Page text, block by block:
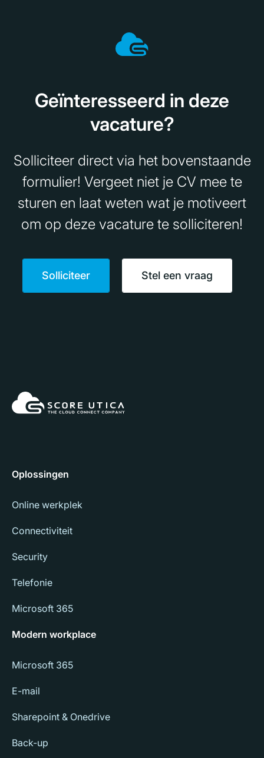
Geïnteresseerd in deze
vacature?
Solliciteer direct via het bovenstaande
formulier! Vergeet niet je CV mee te
sturen en laat weten wat je motiveert
om op deze vacature te solliciteren!
Solliciteer Stel een vraag
Oplossingen
Online werkplek
Connectiviteit
Security
Telefonie
Microsoft 365
Modern workplace
Microsoft 365
E-mail
Sharepoint & Onedrive
Back-up